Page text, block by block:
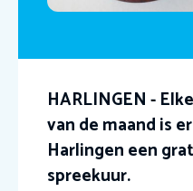
HARLINGEN -
van de maand is
Harlingen een
spreekuur.